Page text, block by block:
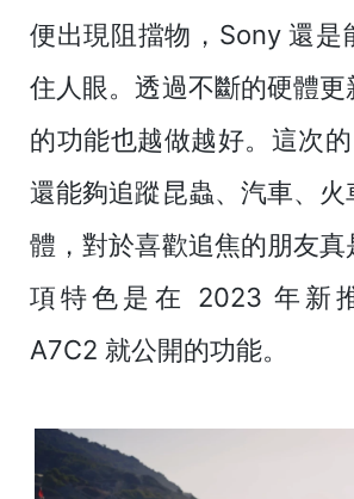
便出現阻擋物，Sony 還是
住人眼。透過不斷的硬體
的功能也越做越好。這次
還能夠追蹤昆蟲、汽車、
體，對於喜歡追焦的朋友真
項特色是在 2023 年新
A7C2 就公開的功能。